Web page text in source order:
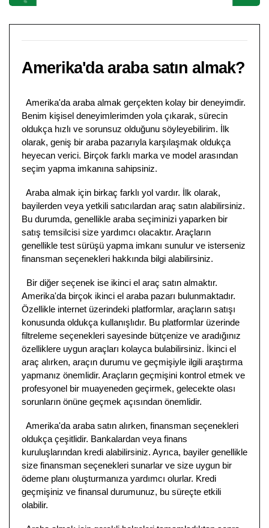
Amerika'da araba satın almak?
Amerika'da araba almak gerçekten kolay bir deneyimdir.
Benim kişisel deneyimlerimden yola çıkarak, sürecin
oldukça hızlı ve sorunsuz olduğunu söyleyebilirim. İlk
olarak, geniş bir araba pazarıyla karşılaşmak oldukça
heyecan verici. Birçok farklı marka ve model arasından
seçim yapma imkanına sahipsiniz.
Araba almak için birkaç farklı yol vardır. İlk olarak,
bayilerden veya yetkili satıcılardan araç satın alabilirsiniz.
Bu durumda, genellikle araba seçiminizi yaparken bir
satış temsilcisi size yardımcı olacaktır. Araçların
genellikle test sürüşü yapma imkanı sunulur ve isterseniz
finansman seçenekleri hakkında bilgi alabilirsiniz.
Bir diğer seçenek ise ikinci el araç satın almaktır.
Amerika'da birçok ikinci el araba pazarı bulunmaktadır.
Özellikle internet üzerindeki platformlar, araçların satışı
konusunda oldukça kullanışlıdır. Bu platformlar üzerinde
filtreleme seçenekleri sayesinde bütçenize ve aradığınız
özelliklere uygun araçları kolayca bulabilirsiniz. İkinci el
araç alırken, araçın durumu ve geçmişiyle ilgili araştırma
yapmanız önemlidir. Araçların geçmişini kontrol etmek ve
profesyonel bir muayeneden geçirmek, gelecekte olası
sorunların önüne geçmek açısından önemlidir.
Amerika'da araba satın alırken, finansman seçenekleri
oldukça çeşitlidir. Bankalardan veya finans
kuruluşlarından kredi alabilirsiniz. Ayrıca, bayiler genellikle
size finansman seçenekleri sunarlar ve size uygun bir
ödeme planı oluşturmanıza yardımcı olurlar. Kredi
geçmişiniz ve finansal durumunuz, bu süreçte etkili
olabilir.